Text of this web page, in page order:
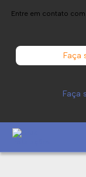
Entre em contato
Faça
Faça